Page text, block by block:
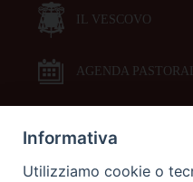
IL VESCOVO
AGENDA
DOCUMENTI
Informativa
Utilizziamo cookie o